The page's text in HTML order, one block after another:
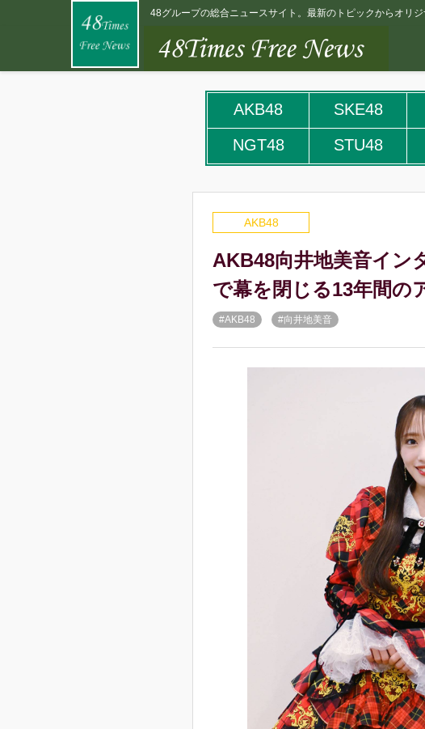
48グループの総合ニュースサイト。最新のトピックからオリ
AKB48 SKE48
NGT48
STU48
AKB48
AKB48向井地美音イン
で幕を閉じる13年間の
#AKB48 #向井地美音